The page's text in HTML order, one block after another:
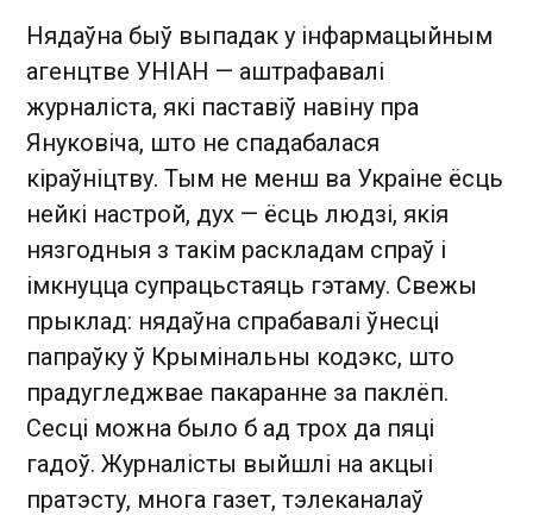
Нядаўна быў выпадак у інфармацыйным
агенцтве УНІАН — аштрафавалі
журналіста, які паставіў навіну пра
Януковіча, што не спадабалася
кіраўніцтву. Тым не менш ва Украіне ёсць
нейкі настрой, дух — ёсць людзі, якія
нязгодныя з такім раскладам спраў і
імкнуцца супрацьстаяць гэтаму. Свежы
прыклад: нядаўна спрабавалі ўнесці
папраўку ў Крымінальны кодэкс, што
прадугледжвае пакаранне за паклёп.
Сесці можна было б ад трох да пяці
гадоў. Журналісты выйшлі на акцыі
пратэсту, многа газет, тэлеканалаў